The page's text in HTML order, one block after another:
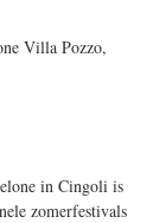
Villa Pozzo,
in Cingoli is
zomerfestivals